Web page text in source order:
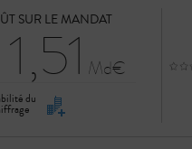
SUR LE MANDAT
1,51
du